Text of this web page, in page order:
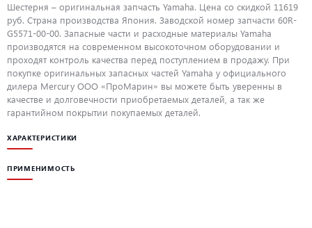
Шестерня – оригинальная запчасть Yamaha. Цена со скидкой 11619
руб. Страна производства Япония. Заводской номер запчасти 60R-
G5571-00-00. Запасные части и расходные материалы Yamaha
производятся на современном высокоточном оборудовании и
проходят контроль качества перед поступлением в продажу. При
покупке оригинальных запасных частей Yamaha у официального
дилера Mercury ООО «ПроМарин» вы можете быть уверенны в
качестве и долговечности приобретаемых деталей, а так же
гарантийном покрытии покупаемых деталей.
ХАРАКТЕРИСТИКИ
ПРИМЕНИМОСТЬ